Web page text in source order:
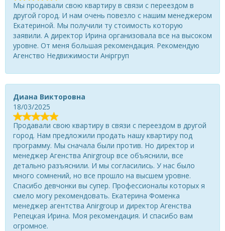
Мы продавали свою квартиру в связи с переездом в
другой город. И нам очень повезло с нашим менеджером
Екатериной. Мы получили ту стоимость которую
заявили. А директор Ирина организовала все на высоком
уровне. От меня большая рекомендация. Рекомендую
Агенство Недвижимости Аніргруп
Диана Викторовна
18/03/2025
Продавали свою квартиру в связи с переездом в другой
город. Нам предложили продать нашу квартиру под
программу. Мы сначала были против. Но директор и
менеджер Агенства Anirgroup все объяснили, все
детально разъяснили. И мы согласились. У нас было
много сомнений, но все прошло на высшем уровне.
Спасибо девчонки вы супер. Профессионалы которых я
смело могу рекомендовать. Екатерина Фоменка
менеджер агентства Anirgroup и директор Агенства
Репецкая Ирина. Моя рекомендация. И спасибо вам
огромное.